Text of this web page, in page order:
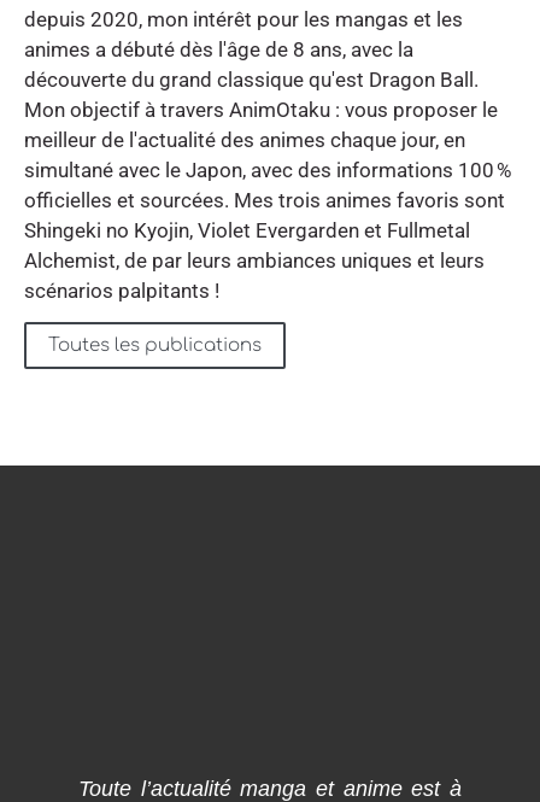
depuis 2020, mon intérêt pour les mangas et les
animes a débuté dès l'âge de 8 ans, avec la
découverte du grand classique qu'est Dragon Ball.
Mon objectif à travers AnimOtaku : vous proposer le
meilleur de l'actualité des animes chaque jour, en
simultané avec le Japon, avec des informations 100 %
officielles et sourcées. Mes trois animes favoris sont
Shingeki no Kyojin, Violet Evergarden et Fullmetal
Alchemist, de par leurs ambiances uniques et leurs
scénarios palpitants !
Toutes les publications
Toute l’actualité manga et anime est à